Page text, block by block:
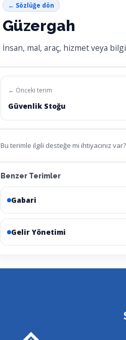
← Sözlüğe dön
Güzergah
İnsan, mal, araç, hizmet veya
← Önceki terim
Güvenlik Stoğu
Bu terimle ilgili desteğe mi ihtiyacınız var?
Benzer Terimler
Gabari
Gelir Yönetimi